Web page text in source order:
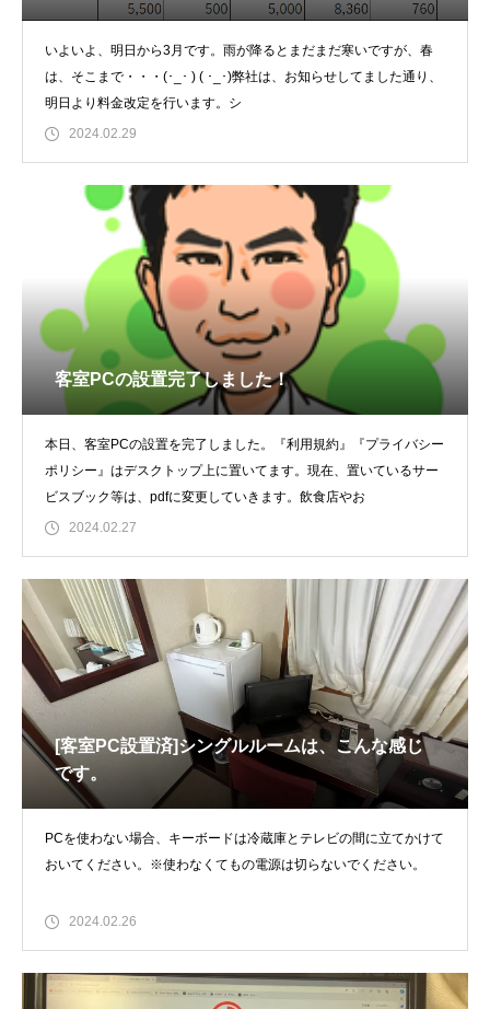
いよいよ、明日から3月です。雨が降るとまだまだ寒いですが、春
は、そこまで・・・(･_･ ) ( ･_･)弊社は、お知らせしてました通り、
明日より料金改定を行います。シ
2024.02.29
客室PCの設置完了しました！
本日、客室PCの設置を完了しました。『利用規約』『プライバシー
ポリシー』はデスクトップ上に置いてます。現在、置いているサー
ビスブック等は、pdfに変更していきます。飲食店やお
2024.02.27
[客室PC設置済]シングルルームは、こんな感じ
です。
PCを使わない場合、キーボードは冷蔵庫とテレビの間に立てかけて
おいてください。※使わなくてもの電源は切らないでください。
2024.02.26